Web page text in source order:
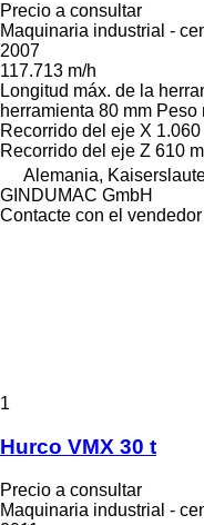
Precio a consultar
Maquinaria industrial -
2007
117.713 m/h
Longitud máx. de la
herramienta 80 mm Peso
Recorrido del eje X 1.060
Recorrido del eje Z 610
Alemania,
GINDUMAC GmbH
Contacte con el vendedor
1
Hurco VMX 30 t
Precio a consultar
Maquinaria industrial -